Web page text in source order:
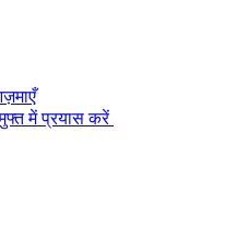
में प्रयास करें